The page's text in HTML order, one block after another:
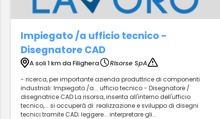
Impiegato /a ufficio tecnico -
Disegnatore CAD
A soli 1 km da Filighera
Risorse SpA
- ricerca, per importante azienda produttrice di componenti
industriali: Impiegato /a... ufficio tecnico - Disegnatore /
disegnatrice CAD La risorsa, inserita all'interno dell'ufficio
tecnico,... si occuperà di: realizzazione e sviluppo di disegni
tecnici tramite CAD; leggere... interpretare gli...